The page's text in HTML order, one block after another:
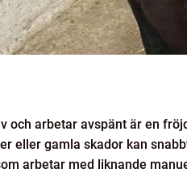
och arbetar avspänt är en
eller gamla skador kan
arbetar med liknande